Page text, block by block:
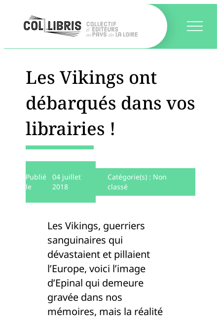
Les Vikings ont
débarqués dans vos
librairies !
Publié
le
04 juillet
2018
Catégorie(s) : Non
classé
Les Vikings, guerriers
sanguinaires qui
dévastaient et pillaient
l’Europe, voici l’image
d’Epinal qui demeure
gravée dans nos
mémoires, mais la réalité